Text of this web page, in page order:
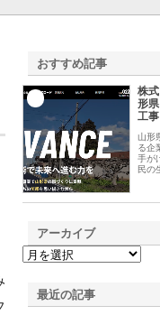
おすすめ記事
株
形
工
山形
る企
手が
民の
アーカイブ
最近の記事